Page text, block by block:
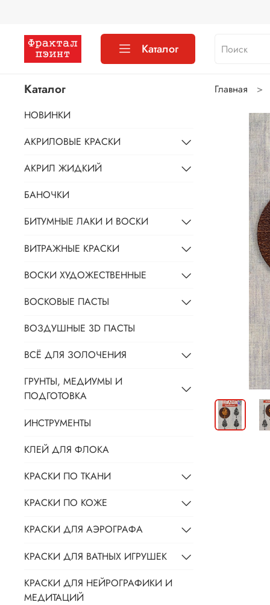
Каталог
Главная
Каталог
НОВИНКИ
АКРИЛОВЫЕ КРАСКИ
АКРИЛ ЖИДКИЙ
БАНОЧКИ
БИТУМНЫЕ ЛАКИ И ВОСКИ
ВИТРАЖНЫЕ КРАСКИ
ВОСКИ ХУДОЖЕСТВЕННЫЕ
ВОСКОВЫЕ ПАСТЫ
ВОЗДУШНЫЕ 3D ПАСТЫ
ВСЁ ДЛЯ ЗОЛОЧЕНИЯ
ГРУНТЫ, МЕДИУМЫ И
ПОДГОТОВКА
ИНСТРУМЕНТЫ
КЛЕЙ ДЛЯ ФЛОКА
КРАСКИ ПО ТКАНИ
КРАСКИ ПО КОЖЕ
КРАСКИ ДЛЯ АЭРОГРАФА
КРАСКИ ДЛЯ ВАТНЫХ ИГРУШЕК
КРАСКИ ДЛЯ НЕЙРОГРАФИКИ И
МЕДИТАЦИЙ